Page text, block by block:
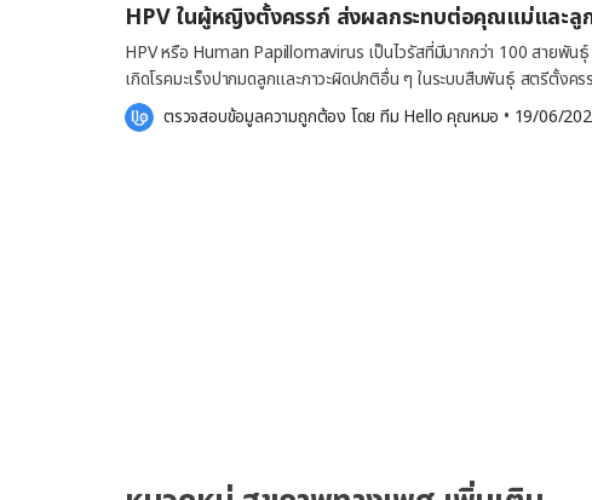
HPV ในผู้หญิงตั้งครรภ์ ส่งผลกระทบต่อคุณแม่และลู
HPV หรือ Human Papillomavirus เป็นไวรัสที่มีมากกว่า 100 สายพัน
เกิดโรคมะเร็งปากมดลูกและภาวะผิดปกติอื่น ๆ ในระบบสืบพันธุ์ สตรีตั้งค
กับผลกระทบที่อาจส่งผลต่อสุขภาพของตัวเองและทารกในครรภ์ โดยเฉพาะ
ภาวะแทรกซ้อน เช่น การคลอดก่อนกำหนด และการถ่ายทอดไวรัสสู่ทารกใน
ตรวจสอบข้อมูลความถูกต้อง โดย ทีม Hello คุณหมอ • 19/06/